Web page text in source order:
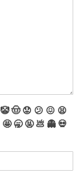
🤡🤠 😟 😕 😖 😫
🤩 🥱 🤬 💩 👻 💀